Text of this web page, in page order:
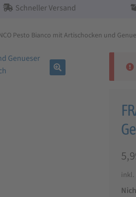
Schneller Versand
Pesto Bianco mit Artischocken und
inkl.